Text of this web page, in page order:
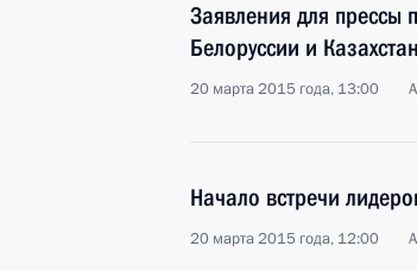
Заявления для прессы
Белоруссии и
20 марта 2015 года, 13:00
Начало встречи
20 марта 2015 года, 12:00